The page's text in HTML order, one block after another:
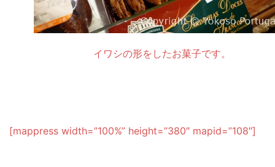
イワシの形をしたお菓子です。
[mappress width=”100%” height=”380″ mapid=”108″]